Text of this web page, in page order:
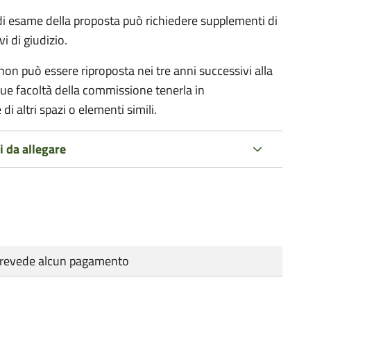
esame della proposta può richiedere supplementi di
di giudizio.
può essere riproposta nei tre anni successivi alla
facoltà della commissione tenerla in
altri spazi o elementi simili.
da allegare
alcun pagamento